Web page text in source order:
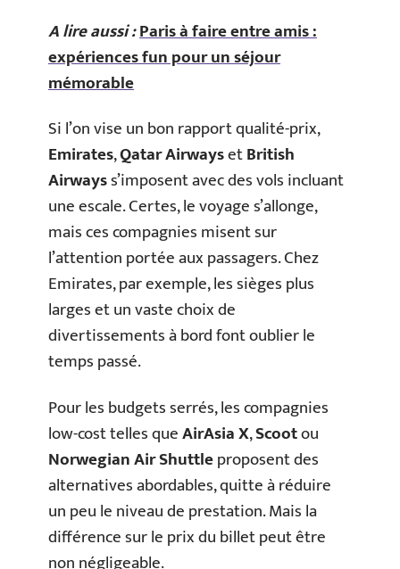
A lire aussi :Paris à faire entre amis :
expériences fun pour un séjour
mémorable
Si l’on vise un bon rapport qualité-prix,
Emirates,Qatar AirwaysetBritish
Airwayss’imposent avec des vols incluant
une escale. Certes, le voyage s’allonge,
mais ces compagnies misent sur
l’attention portée aux passagers. Chez
Emirates, par exemple, les sièges plus
larges et un vaste choix de
divertissements à bord font oublier le
temps passé.
Pour les budgets serrés, les compagnies
low-cost telles queAirAsia X,Scootou
Norwegian Air Shuttleproposent des
alternatives abordables, quitte à réduire
un peu le niveau de prestation. Mais la
différence sur le prix du billet peut être
non négligeable.